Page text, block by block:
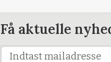
Få aktuelle